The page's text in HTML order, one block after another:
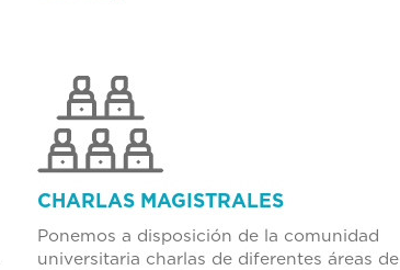
CHARLAS MAGISTRALES
Ponemos a disposición de la comunidad
universitaria charlas de diferentes áreas de